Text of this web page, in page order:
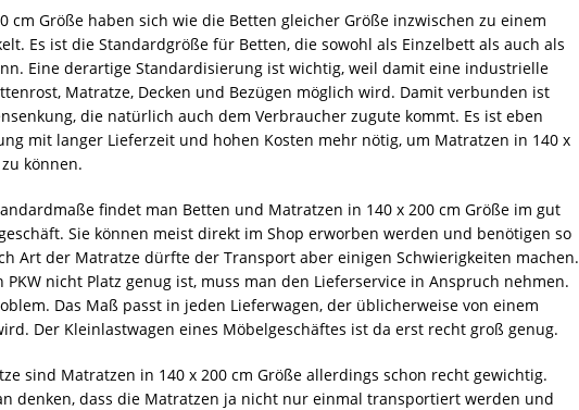
cm Größe haben sich wie die Betten gleicher Größe inzwischen zu einem
Es ist die Standardgröße für Betten, die sowohl als Einzelbett als auch als
Eine derartige Standardisierung ist wichtig, weil damit eine industrielle
Matratze, Decken und Bezügen möglich wird. Damit verbunden ist
die natürlich auch dem Verbraucher zugute kommt. Es ist eben
mit langer Lieferzeit und hohen Kosten mehr nötig, um Matratzen in 140 x
können.
findet man Betten und Matratzen in 140 x 200 cm Größe im gut
Sie können meist direkt im Shop erworben werden und benötigen so
Art der Matratze dürfte der Transport aber einigen Schwierigkeiten machen.
PKW nicht Platz genug ist, muss man den Lieferservice in Anspruch nehmen.
Das Maß passt in jeden Lieferwagen, der üblicherweise von einem
Der Kleinlastwagen eines Möbelgeschäftes ist da erst recht groß genug.
sind Matratzen in 140 x 200 cm Größe allerdings schon recht gewichtig.
denken, dass die Matratzen ja nicht nur einmal transportiert werden und